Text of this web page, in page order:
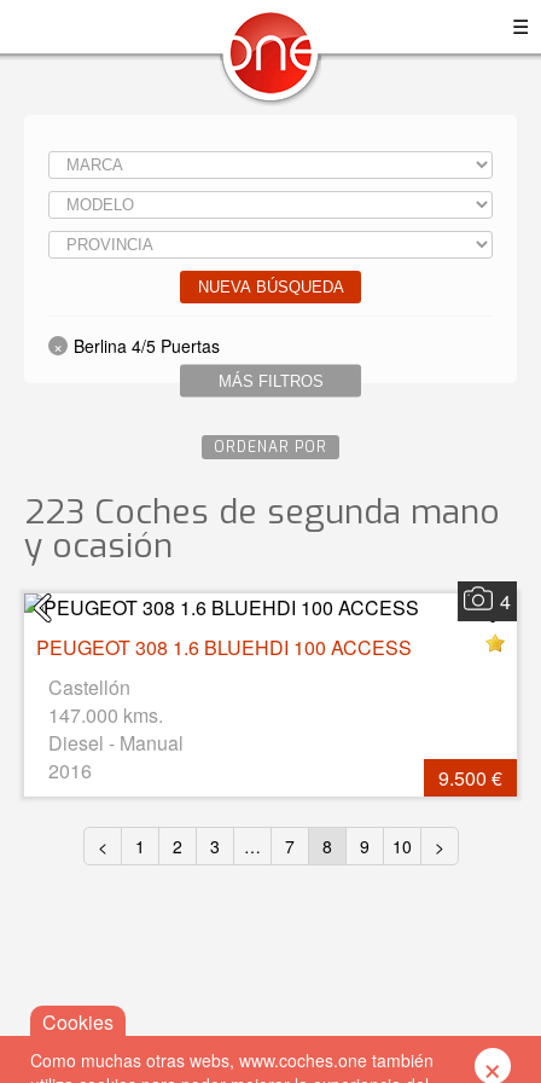
☰
NUEVA BÚSQUEDA
MÁS FILTROS
Berlina 4/5 Puertas
ORDENAR POR
223 Coches de segunda mano
y ocasión
4
PEUGEOT 308 1.6 BLUEHDI 100 ACCESS
Castellón
147.000 kms.
Diesel - Manual
2016
9.500 €
< 1 2 3 … 7 8 9 10 >
Como muchas otras webs, www.coches.one también
×